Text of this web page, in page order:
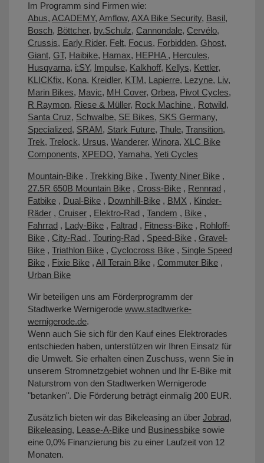
Im Programm sind Firmen wie:
Abus, ACADEMY, Amflow, AXA Bike Security, Basil,
Bosch, Böttcher, by.Schulz, Cannondale, Cervélo,
Crussis, Early Rider, Felt, Focus, Forbidden, Ghost,
Giant, GT, Haibike, Hamax, HEPHA , Hercules,
Husqvarna, i:SY, Impulse, Kalkhoff, Kellys, Kettler,
KLICKfix, Kona, Kreidler, KTM, Lapierre, Lezyne, Liv,
Marin Bikes, Mavic, MH Cover, Orbea, Pivot Cycles,
R Raymon, Riese & Müller, Rock Machine , Rotwild,
Santa Cruz, Schwalbe, SE Bikes, SKS Germany,
Specialized, SRAM, Stark Future, Thule, Transition,
Trek, Trelock, Ursus, Wanderer, Winora, XLC Bike
Components, XPEDO, Yamaha, Yeti Cycles
Mountain-Bike , Trekking Bike , Twenty Niner Bike ,
27.5R 650B Mountain Bike , Cross-Bike , Rennrad ,
Fatbike , Dual-Bike , Downhill-Bike , BMX , Kinder-
Räder , Cruiser , Elektro-Rad , Tandem , Bike ,
Fahrrad , Lady-Bike , Faltrad , Fitness-Bike , Rohloff-
Bike , City-Rad , Touring-Rad , Speed-Bike , Gravel-
Bike , Triathlon Bike , Cyclocross Bike , Single Speed
Bike , Fixie Bike , All Terain Bike , Commuter Bike ,
Urban Bike
Wir beteiligen uns am Förderprogramm der
Stadtwerke Wernigerode www.stadtwerke-
wernigerode.de.
Wenn auch Sie sich für den Kauf eines Elektrorades
entschieden haben, unterstützen wir Ihren Einsatz für
die Umwelt. Sie erhalten einen Zuschuss, wenn Sie in
unserem Stromnetzgebiet wohnen und Ihr E-Bike mit
Naturstrom von den Stadtwerken Wernigerode
"betanken". Die Förderung beträgt einmalig 200 EUR.
Zusätzlich bieten wir das Bikeleasing an über Jobrad,
Bikeleasing, Lease-A-Bike und Businessbike sowie
eine 0,0% Finanzierung bis zu einer Laufzeit von 12
Monaten.